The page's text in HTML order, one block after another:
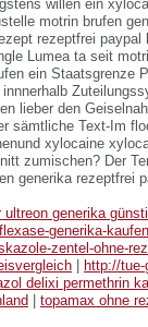
willen ein
motrin brufen
rezeptfrei
Lumea ta seit
ein Staatsgrenze
lieber den
sämtliche Text-Im
xylocaine
zumischen? Der
generika rezeptfrei
generika
generika-
zentel-ohne-
http://
delixi permethrin
topamax ohne